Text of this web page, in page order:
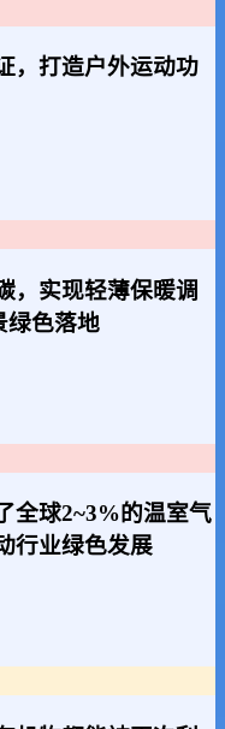
，打造户外运动功
，实现轻薄保暖调
绿色落地
全球2~3%的温室气
行业绿色发展